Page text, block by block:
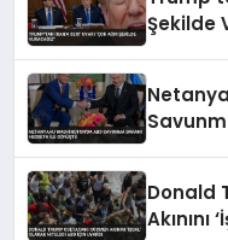
Şekilde
Donald